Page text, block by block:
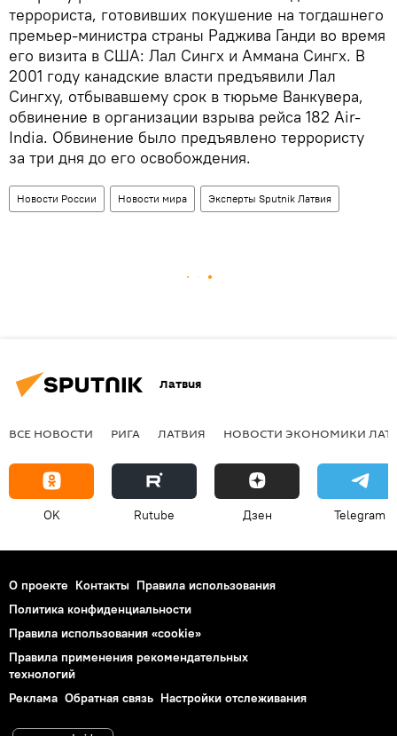
террориста, готовивших покушение на тогдашнего
премьер-министра страны Раджива Ганди во время
его визита в США: Лал Сингх и Аммана Сингх. В
2001 году канадские власти предъявили Лал
Сингху, отбывавшему срок в тюрьме Ванкувера,
обвинение в организации взрыва рейса 182 Air-
India. Обвинение было предъявлено террористу
за три дня до его освобождения.
Новости России Новости мира Эксперты Sputnik Латвия
Латвия
ВСЕ НОВОСТИ РИГА ЛАТВИЯ НОВОСТИ ЭКОНОМИКИ
OK Rutube Дзен Telegram
О проекте Контакты Правила использования
Политика конфиденциальности
Правила использования «cookie»
Правила применения рекомендательных
технологий
Реклама Обратная связь Настройки отслеживания